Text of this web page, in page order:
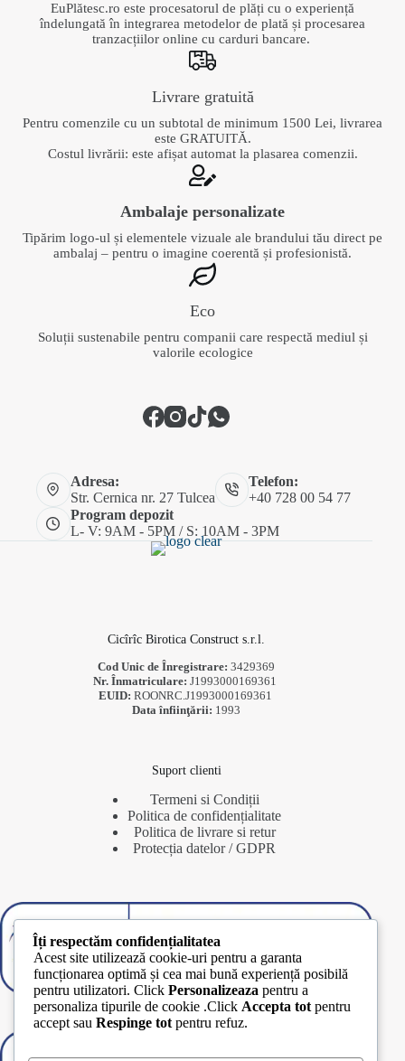
EuPlătesc.ro este procesatorul de plăți cu o experiență
îndelungată în integrarea metodelor de plată și procesarea
tranzacțiilor online cu carduri bancare.
Livrare gratuită
Pentru comenzile cu un subtotal de minimum 1500 Lei, livrarea
este GRATUITĂ.
Costul livrării: este afișat automat la plasarea comenzii.
Ambalaje personalizate
Tipărim logo-ul și elementele vizuale ale brandului tău direct pe
ambalaj – pentru o imagine coerentă și profesionistă.
Eco
Soluții sustenabile pentru companii care respectă mediul și
valorile ecologice
Adresa:
Str. Cernica nr. 27 Tulcea
Telefon:
+40 728 00 54 77
Program depozit
L- V: 9AM - 5PM / S: 10AM - 3PM
Cicîrîc Birotica Construct s.r.l.
Cod Unic de Înregistrare:3429369
Nr. Înmatriculare: J1993000169361
EUID: ROONRC.J1993000169361
Data înfiinţării: 1993
Suport clienti
Termeni si Condiții
Politica de confidențialitate
Politica de livrare si retur
Protecția datelor / GDPR
Îți respectăm confidențialitatea
Acest site utilizează cookie-uri pentru a garanta
funcționarea optimă și cea mai bună experiență posibilă
pentru utilizatori. Click Personalizeaza pentru a
personaliza tipurile de cookie .Click Accepta tot pentru
accept sau Respinge tot pentru refuz.